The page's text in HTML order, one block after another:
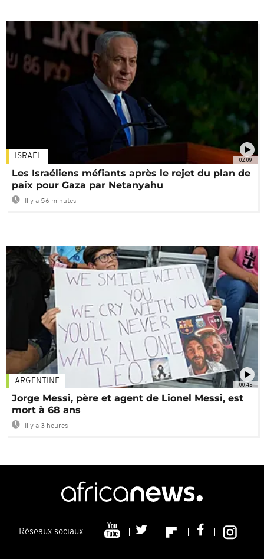
02:09
ISRAËL
Les Israéliens méfiants après le rejet du plan de
paix pour Gaza par Netanyahu
Il y a 56 minutes
00:45
ARGENTINE
Jorge Messi, père et agent de Lionel Messi, est
mort à 68 ans
Il y a 3 heures
Réseaux sociaux